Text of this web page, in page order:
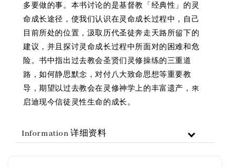
多要做的事。本书讨论的是基督教「经典性」的灵
命成长途径，使我们认识在灵命成长过程中，自己
目前所处的位置，汲取历代圣徒奔走天路所留下的
建议，并且探讨灵命成长过程中所面对的困难和危
险。书中指出过去教会圣贤们灵修操练的三重道
路，如何静思默念，对付八大致命思想等重要教
导，期望以过去教会在灵修神学上的丰富遗产，來
启迪现今信徒灵性生命的成长。
Information 详细资料